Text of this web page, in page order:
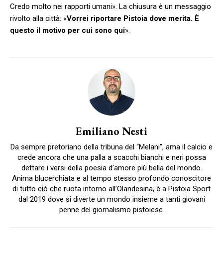
Credo molto nei rapporti umani». La chiusura è un messaggio
rivolto alla città: «Vorrei riportare Pistoia dove merita. È
questo il motivo per cui sono qui».
Emiliano Nesti
Da sempre pretoriano della tribuna del “Melani”, ama il calcio e
crede ancora che una palla a scacchi bianchi e neri possa
dettare i versi della poesia d’amore più bella del mondo.
Anima blucerchiata e al tempo stesso profondo conoscitore
di tutto ciò che ruota intorno all’Olandesina, è a Pistoia Sport
dal 2019 dove si diverte un mondo insieme a tanti giovani
penne del giornalismo pistoiese.